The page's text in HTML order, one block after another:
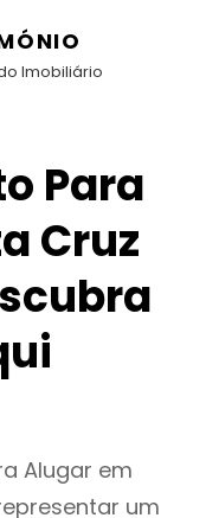
Imobiliário
Para
Cruz
Alugar em
um